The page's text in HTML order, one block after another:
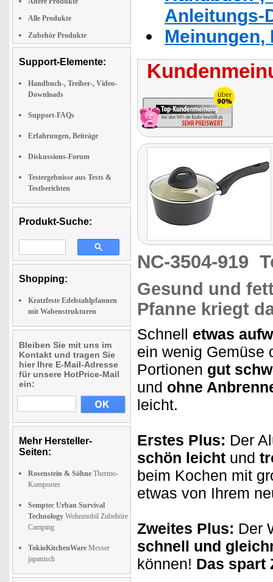
Alle Produkte
Zubehör Produkte
Support-Elemente:
Handbuch-, Treiber-, Video-
Downloads
Support-FAQs
Erfahrungen, Beiträge
Diskussions-Forum
Testergebnisse aus Tests &
Testberichten
Produkt-Suche:
Shopping:
Kratzfeste Edelstahlpfannen
mit Wabenstrukturen
Bleiben Sie mit uns im
Kontakt und tragen Sie
hier Ihre E-Mail-Adresse
für unsere HotPrice-Mail
ein:
Mehr Hersteller-
Seiten:
Rosenstein & Söhne Thermo-
Komposter
Semptec Urban Survival
Technology Wohnmobil Zubehöre
Camping
TokioKitchenWare Messer
japanisch
Anleitungs-
NC-3504-919
Gesund und
Pfanne kriegt
Schnell etwas
ein wenig Gemüse
Portionen gut
und ohne
leicht.
Erstes Plus: Der
schön leicht und
beim Kochen mit
etwas von Ihrem
Zweites Plus: Der
schnell und
können! Das spart